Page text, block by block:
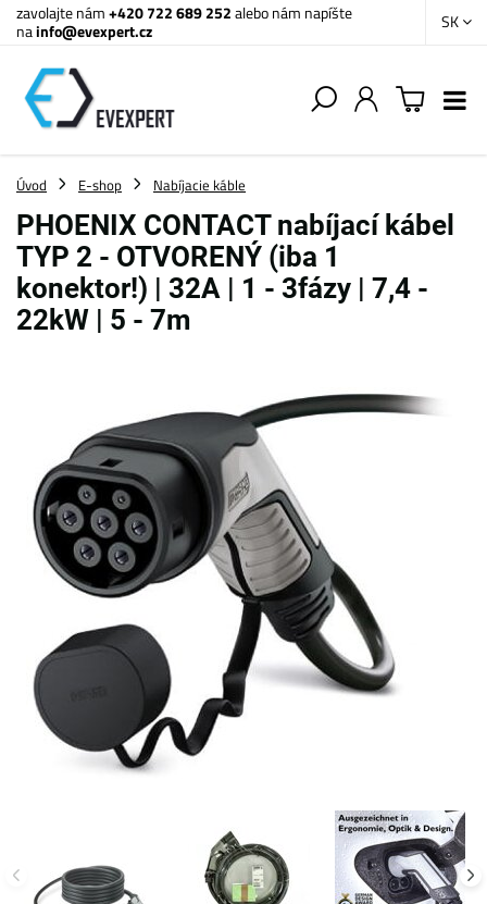
zavolajte nám+420 722 689 252alebo nám napíšte
nainfo@evexpert.cz SK
Úvod E-shop Nabíjacie káble
PHOENIX CONTACT nabíjací kábel
TYP 2 - OTVORENÝ (iba 1
konektor!) | 32A | 1 - 3fázy | 7,4 -
22kW | 5 - 7m